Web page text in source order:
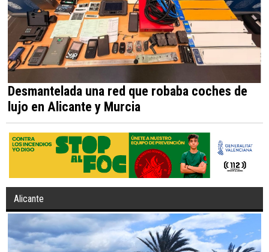
Desmantelada una red que robaba coches de
lujo en Alicante y Murcia
Alicante